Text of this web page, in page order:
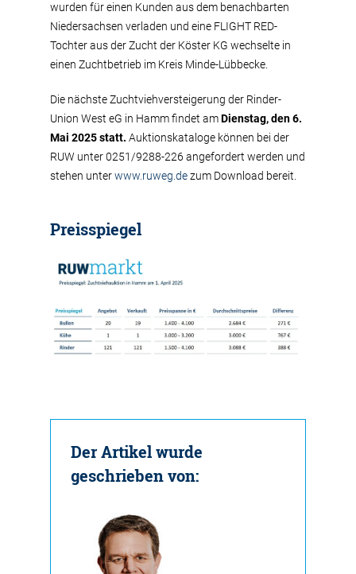
wurden für einen Kunden aus dem benachbarten
Niedersachsen verladen und eine FLIGHT RED-
Tochter aus der Zucht der Köster KG wechselte in
einen Zuchtbetrieb im Kreis Minde-Lübbecke.
Die nächste Zuchtviehversteigerung der Rinder-
Union West eG in Hamm findet amDienstag, den 6.
Mai 2025 statt. Auktionskataloge können bei der
RUW unter 0251/9288-226 angefordert werden und
stehen unterwww.ruweg.dezum Download bereit.
Preisspiegel
Der Artikel wurde
geschrieben von: